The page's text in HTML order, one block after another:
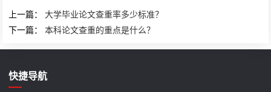
上一篇：大学毕业论文查重率多少标准？
下一篇：本科论文查重的重点是什么？
快捷导航